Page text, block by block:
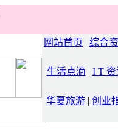
网站首页 | 综合
生活点滴 | I T 资
华夏旅游 | 创业